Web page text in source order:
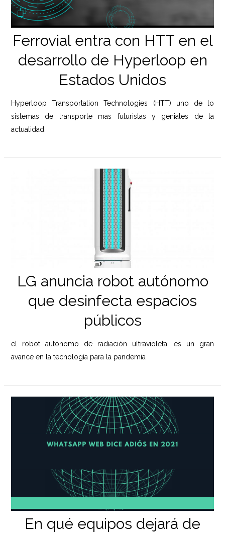
Ferrovial entra con HTT en el
desarrollo de Hyperloop en
Estados Unidos
Hyperloop Transportation Technologies (HTT) uno de lo
sistemas de transporte mas futuristas y geniales de la
actualidad.
LG anuncia robot autónomo
que desinfecta espacios
públicos
el robot autónomo de radiación ultravioleta, es un gran
avance en la tecnología para la pandemia
En qué equipos dejará de